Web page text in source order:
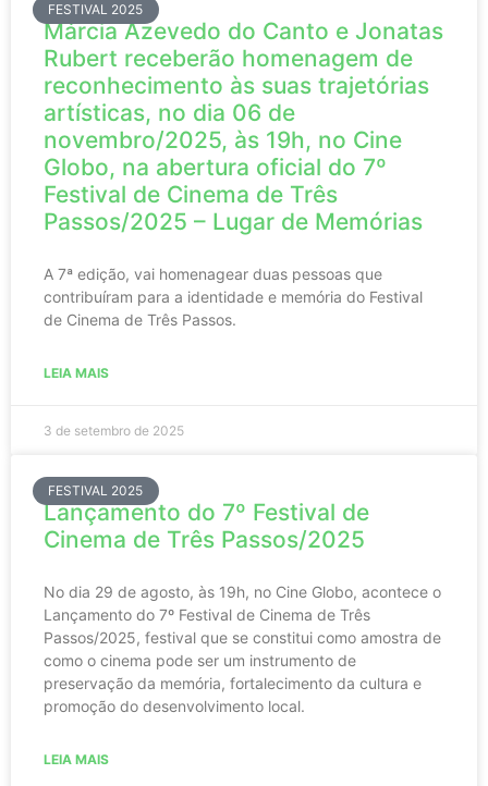
FESTIVAL 2025
Márcia Azevedo do Canto e Jonatas
Rubert receberão homenagem de
reconhecimento às suas trajetórias
artísticas, no dia 06 de
novembro/2025, às 19h, no Cine
Globo, na abertura oficial do 7º
Festival de Cinema de Três
Passos/2025 – Lugar de Memórias
A 7ª edição, vai homenagear duas pessoas que
contribuíram para a identidade e memória do Festival
de Cinema de Três Passos.
LEIA MAIS
3 de setembro de 2025
FESTIVAL 2025
Lançamento do 7º Festival de
Cinema de Três Passos/2025
No dia 29 de agosto, às 19h, no Cine Globo, acontece o
Lançamento do 7º Festival de Cinema de Três
Passos/2025, festival que se constitui como amostra de
como o cinema pode ser um instrumento de
preservação da memória, fortalecimento da cultura e
promoção do desenvolvimento local.
LEIA MAIS